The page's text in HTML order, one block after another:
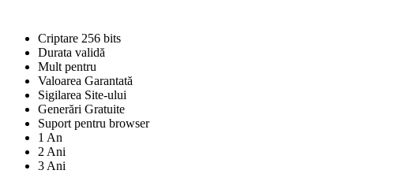
Criptare 256 bits
Durata validă
Mult pentru
Valoarea Garantată
Sigilarea Site-ului
Generări Gratuite
Suport pentru browser
1 An
2 Ani
3 Ani